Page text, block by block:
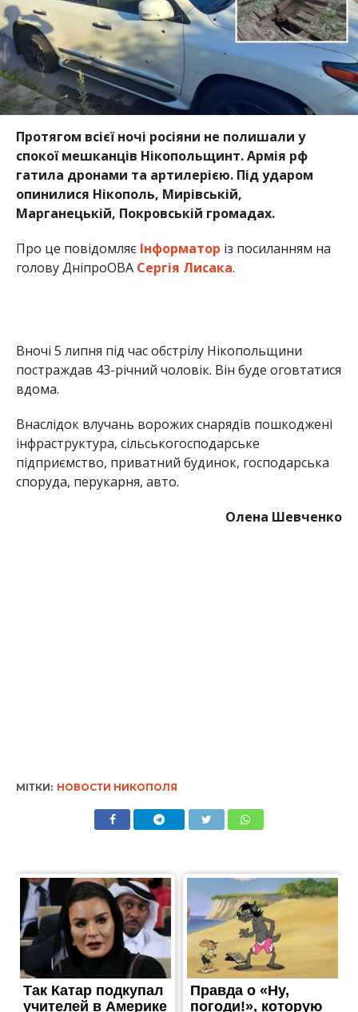
Про це повідомляєІнформаторіз посиланням на
голову ДніпроОВАСергія Лисака .
постраждав 43-річний чоловік. Він буде оговтатися
вдома.
Внаслідок влучань ворожих снарядів пошкоджені
інфраструктура, сільськогосподарське
споруда, перукарня, авто.